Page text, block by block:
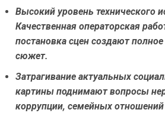
Высокий уровень технического
Качественная операторская
постановка сцен создают
сюжет.
Затрагивание актуальных
картины поднимают вопросы
коррупции, семейных